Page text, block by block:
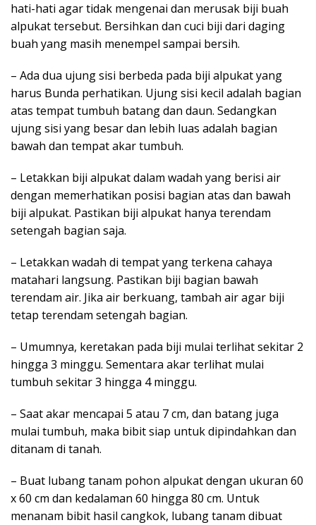
hati-hati agar tidak mengenai dan merusak biji buah
alpukat tersebut. Bersihkan dan cuci biji dari daging
buah yang masih menempel sampai bersih.
– Ada dua ujung sisi berbeda pada biji alpukat yang
harus Bunda perhatikan. Ujung sisi kecil adalah bagian
atas tempat tumbuh batang dan daun. Sedangkan
ujung sisi yang besar dan lebih luas adalah bagian
bawah dan tempat akar tumbuh.
– Letakkan biji alpukat dalam wadah yang berisi air
dengan memerhatikan posisi bagian atas dan bawah
biji alpukat. Pastikan biji alpukat hanya terendam
setengah bagian saja.
– Letakkan wadah di tempat yang terkena cahaya
matahari langsung. Pastikan biji bagian bawah
terendam air. Jika air berkuang, tambah air agar biji
tetap terendam setengah bagian.
– Umumnya, keretakan pada biji mulai terlihat sekitar 2
hingga 3 minggu. Sementara akar terlihat mulai
tumbuh sekitar 3 hingga 4 minggu.
– Saat akar mencapai 5 atau 7 cm, dan batang juga
mulai tumbuh, maka bibit siap untuk dipindahkan dan
ditanam di tanah.
– Buat lubang tanam pohon alpukat dengan ukuran 60
x 60 cm dan kedalaman 60 hingga 80 cm. Untuk
menanam bibit hasil cangkok, lubang tanam dibuat